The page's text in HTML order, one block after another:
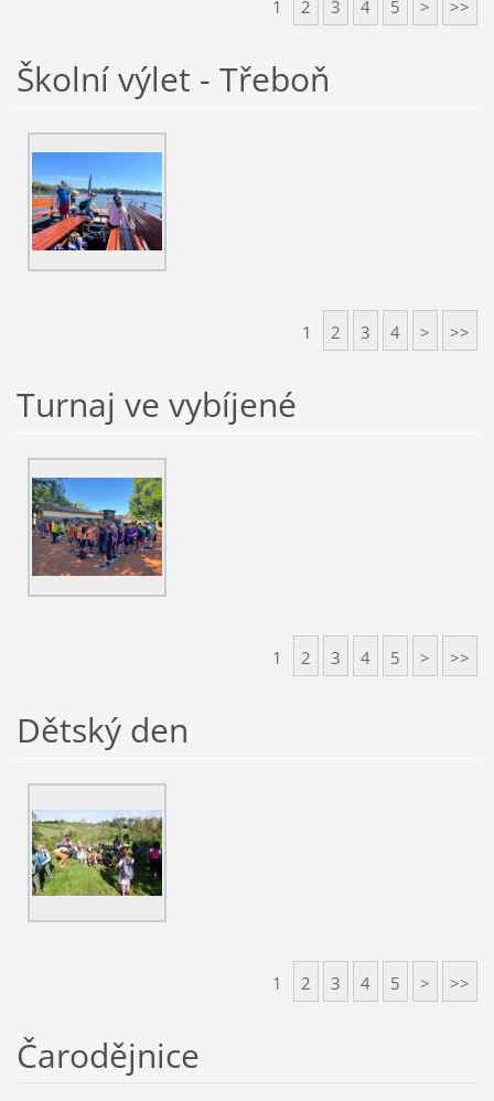
1 2 3 4 5 > >>
Školní výlet - Třeboň
1 2 3 4 > >>
Turnaj ve vybíjené
1 2 3 4 5 > >>
Dětský den
1 2 3 4 5 > >>
Čarodějnice